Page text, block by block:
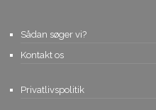
Sådan søger vi?
Kontakt os
Privatlivspolitik